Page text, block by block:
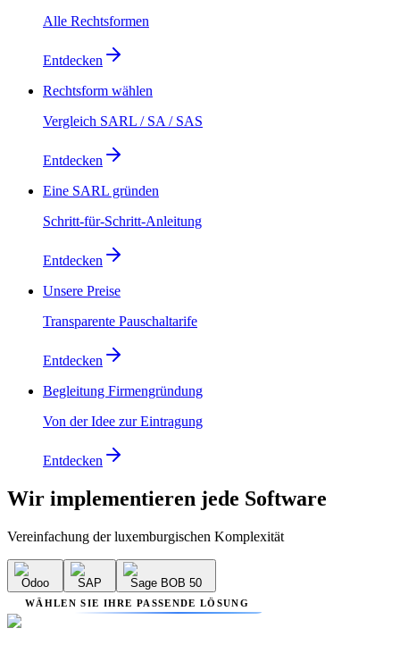
Alle Rechtsformen
Entdecken
Rechtsform wählen
Vergleich SARL / SA / SAS
Entdecken
Eine SARL gründen
Schritt-für-Schritt-Anleitung
Entdecken
Unsere Preise
Transparente Pauschaltarife
Entdecken
Begleitung Firmengründung
Von der Idee zur Eintragung
Entdecken
Wir implementieren jede Software
Vereinfachung der luxemburgischen Komplexität
Odoo SAP Sage BOB 50
WÄHLEN SIE IHRE PASSENDE LÖSUNG